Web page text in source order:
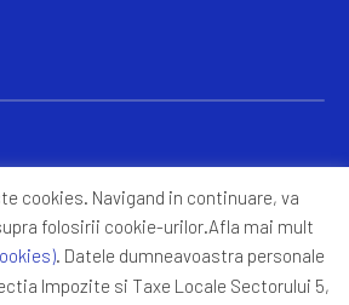
cookies. Navigand in continuare, va
folosirii cookie-urilor.Afla mai mult
. Datele dumneavoastra personale
Impozite si Taxe Locale Sectorului 5,